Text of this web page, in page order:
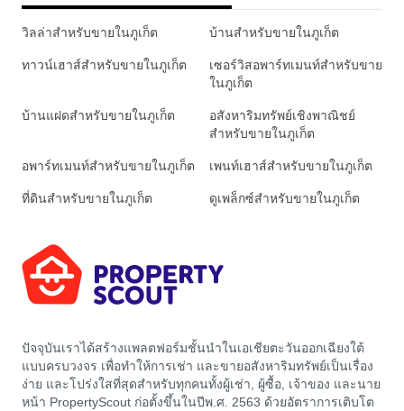
วิลล่าสำหรับขายในภูเก็ต บ้านสำหรับขายในภูเก็ต
ทาวน์เฮาส์สำหรับขายในภูเก็ต
เซอร์วิสอพาร์ทเมนท์สำหรับขาย
ในภูเก็ต
บ้านแฝดสำหรับขายในภูเก็ต
อสังหาริมทรัพย์เชิงพาณิชย์
สำหรับขายในภูเก็ต
อพาร์ทเมนท์สำหรับขายในภูเก็ต เพนท์เฮาส์สำหรับขายในภูเก็ต
ที่ดินสำหรับขายในภูเก็ต ดูเพล็กซ์สำหรับขายในภูเก็ต
ปัจจุบันเราได้สร้างแพลตฟอร์มชั้นนำในเอเชียตะวันออกเฉียงใต้
แบบครบวงจร เพื่อทำให้การเช่า และขายอสังหาริมทรัพย์เป็นเรื่อง
ง่าย และโปร่งใสที่สุดสำหรับทุกคนทั้งผู้เช่า, ผู้ซื้อ, เจ้าของ และนาย
หน้า PropertyScout ก่อตั้งขึ้นในปีพ.ศ. 2563 ด้วยอัตราการเติบโต